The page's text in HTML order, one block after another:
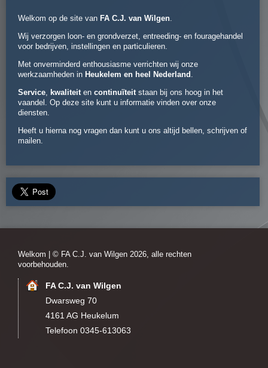
Welkom op de site van FA C.J. van Wilgen
Wij verzorgen loon- en grondverzet, entreeding- en fouragehandel
voor bedrijven, instellingen en particulieren.
Met onverminderd enthousiasme verrichten wij onze
werkzaamheden in Heukelem en heel Nederland
Service
kwaliteit en continuïteit staan bij ons hoog in het
vaandel. Op deze site kunt u informatie vinden over onze
diensten.
Heeft u hierna nog vragen dan kunt u ons altijd bellen, schrijven of
mailen
Welkom | © FA C.J. van Wilgen 2026, alle rechten
voorbehouden.
FA C.J. van Wilgen
Dwarsweg 70
4161 AG Heukelum
Telefoon 0345-613063